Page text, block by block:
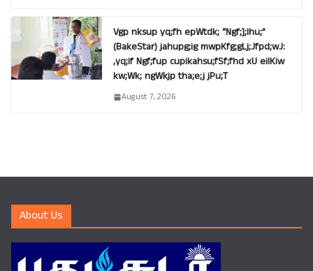
Vgp nksup yq;fh epWtdk; “Ngf;];lhu;”
(BakeStar) jahupg;ig mwpKfg;gLj;Jfpd;wJ:
,yq;if Ngf;fup cupikahsu;fSf;fhd xU eilKiw
kw;Wk; ngWkjp tha;e;j jPu;T
August 7, 2026
About Us